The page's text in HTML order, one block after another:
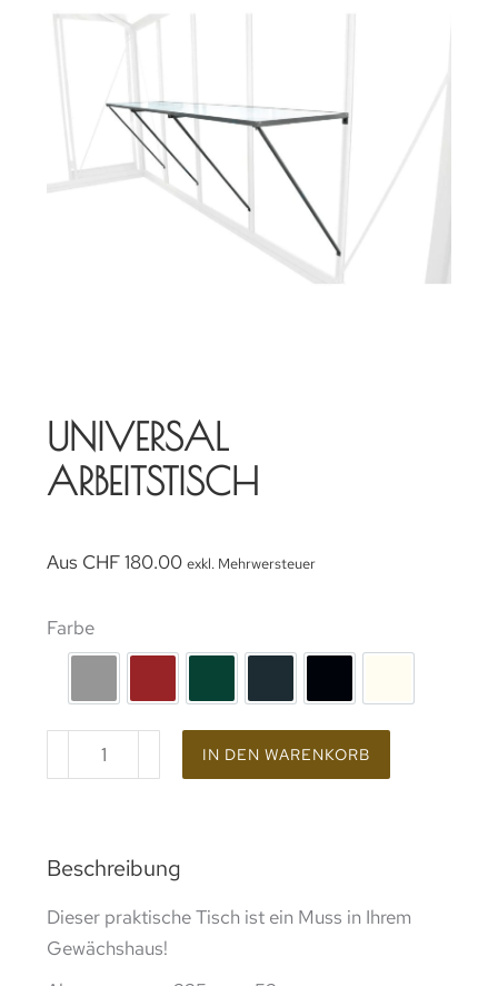
UNIVERSAL
ARBEITSTISCH
Aus CHF180.00 exkl. Mehrwersteuer
Farbe
IN DEN WARENKORB
Beschreibung
Dieser praktische Tisch ist ein Muss in Ihrem
Gewächshaus!